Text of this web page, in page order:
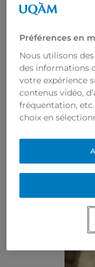
Préférences en
Nous utilisons
des informations
votre expérience
contenus vidéo,
fréquentation,
choix en